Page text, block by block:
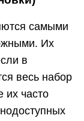
самыми
Их
в
весь набор
их часто